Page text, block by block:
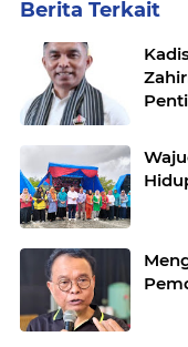
Berita Terkait